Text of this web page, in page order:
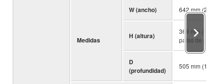
Medidas
W (ancho) 642 mm
H (altura)
369 mm
patas de
D
(profundidad)
505 mm